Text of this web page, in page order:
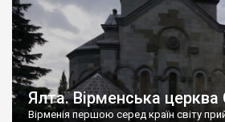
Ялта. Вірменська церква
Вірменія першою серед країн світу